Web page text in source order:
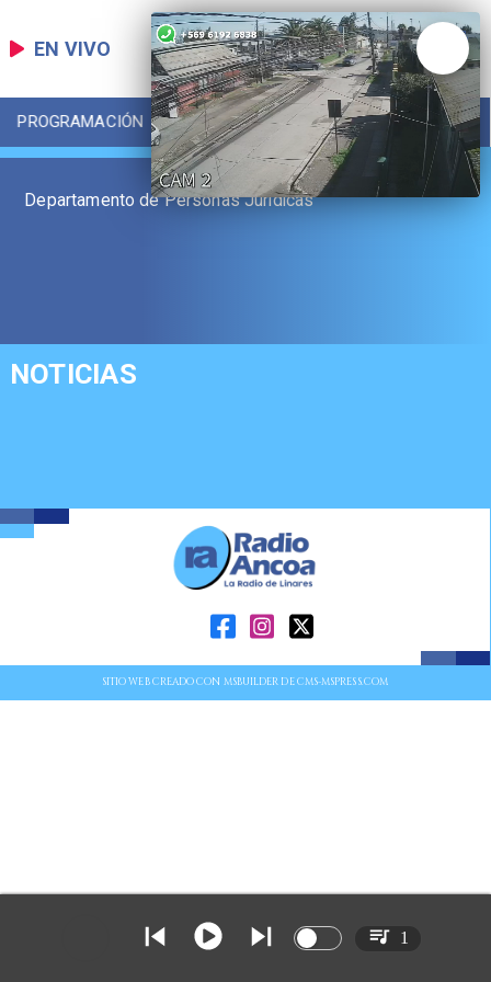
EN VIVO
PROGRAMACIÓN LOCAL DEPORTES
Departamento de Personas Jurídicas
NOTICIAS
SITIO WEB CREADO CON MSBUILDER DE CMS-MSPRESS.COM
1